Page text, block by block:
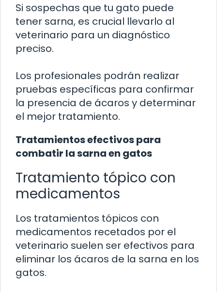
Si sospechas que tu gato puede
tener sarna, es crucial llevarlo al
veterinario para un diagnóstico
preciso.
Los profesionales podrán realizar
pruebas específicas para confirmar
la presencia de ácaros y determinar
el mejor tratamiento.
Tratamientos efectivos para
combatir la sarna en gatos
Tratamiento tópico con
medicamentos
Los tratamientos tópicos con
medicamentos recetados por el
veterinario suelen ser efectivos para
eliminar los ácaros de la sarna en los
gatos.